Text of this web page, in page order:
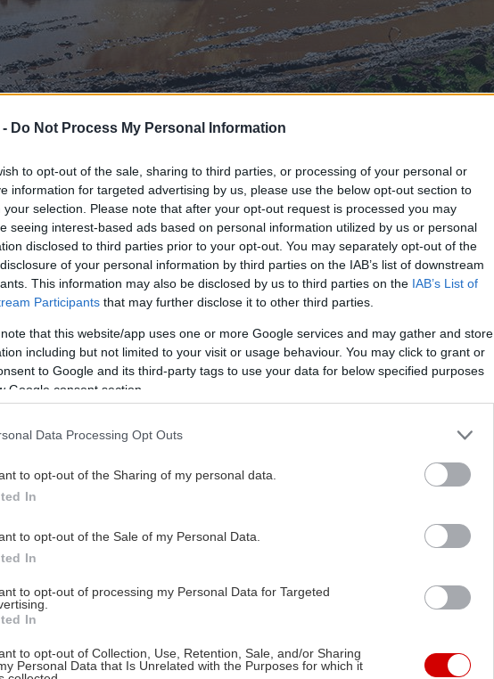
Do Not Process My Personal Information
to opt-out of the sale, sharing to third parties, or processing of your personal or
information for targeted advertising by us, please use the below opt-out section to
your selection. Please note that after your opt-out request is processed you may
seeing interest-based ads based on personal information utilized by us or personal
disclosed to third parties prior to your opt-out. You may separately opt-out of the
of your personal information by third parties on the IAB’s list of downstream
This information may also be disclosed by us to third parties on the IAB’s List of
Participants that may further disclose it to other third parties.
that this website/app uses one or more Google services and may gather and store
including but not limited to your visit or usage behaviour. You may click to grant or
to Google and its third-party tags to use your data for below specified purposes
Google consent section.
Data Processing Opt Outs
to opt-out of the Sharing of my personal data.
In
to opt-out of the Sale of my Personal Data.
In
to opt-out of processing my Personal Data for Targeted
In
to opt-out of Collection, Use, Retention, Sale, and/or Sharing
Personal Data that Is Unrelated with the Purposes for which it